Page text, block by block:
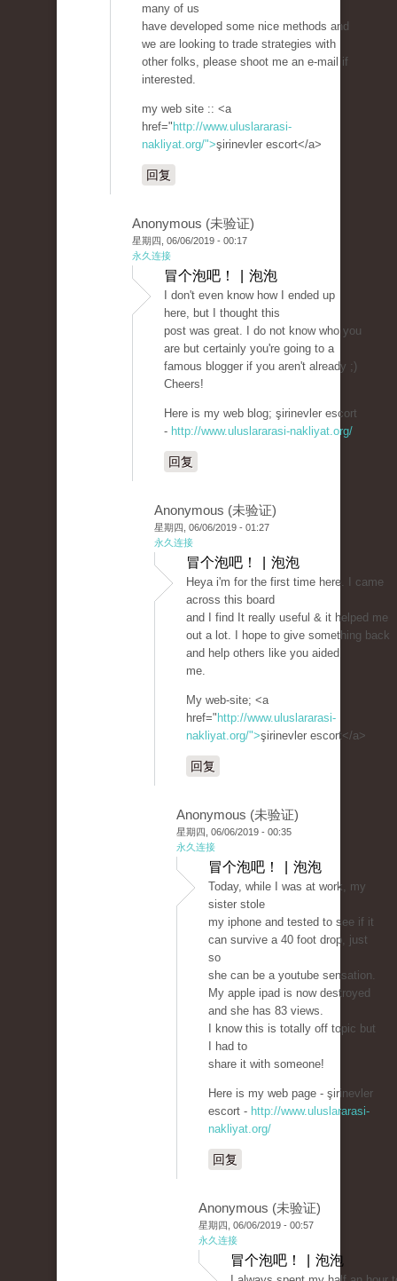
many of us
have developed some nice methods and
we are looking to trade strategies with
other folks, please shoot me an e-mail if
interested.
my web site :: <a
href=" http://www.uluslararasi-
nakliyat.org/">şirinevler escort</a>
回复
Anonymous (未验证)
星期四, 06/06/2019 - 00:17
永久连接
冒个泡吧！ | 泡泡
I don't even know how I ended up
here, but I thought this
post was great. I do not know who you
are but certainly you're going to a
famous blogger if you aren't already ;)
Cheers!
Here is my web blog; şirinevler escort
- http://www.uluslararasi-nakliyat.org/
回复
Anonymous (未验证)
星期四, 06/06/2019 - 01:27
永久连接
冒个泡吧！ | 泡泡
Heya i'm for the first time here. I came
across this board
and I find It really useful & it helped me
out a lot. I hope to give something back
and help others like you aided
me.
My web-site; <a
href=" http://www.uluslararasi-
nakliyat.org/">şirinevler escort</a>
回复
Anonymous (未验证)
星期四, 06/06/2019 - 00:35
永久连接
冒个泡吧！ | 泡泡
Today, while I was at work, my
sister stole
my iphone and tested to see if it
can survive a 40 foot drop, just
so
she can be a youtube sensation.
My apple ipad is now destroyed
and she has 83 views.
I know this is totally off topic but
I had to
share it with someone!
Here is my web page - şirinevler
escort - http://www.uluslararasi-
nakliyat.org/
回复
Anonymous (未验证)
星期四, 06/06/2019 - 00:57
永久连接
冒个泡吧！ | 泡泡